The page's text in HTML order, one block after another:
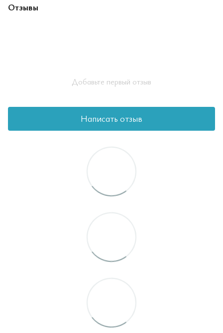
Отзывы
Добавьте первый отзыв
Написать отзыв